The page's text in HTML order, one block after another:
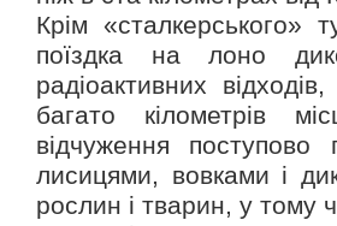
Крім
поїздка на лоно
радіоактивних
багато кілометрів
відчуження поступово
лисицями, вовками і
рослин і тварин, у тому